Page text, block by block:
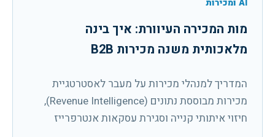
AI ומכירות
מות המכירה העיוורת: איך בינה
מלאכותית משנה מכירות B2B
המדריך למנהלי מכירות על מעבר לאסטרטגיית
מכירות מבוססת נתונים (Revenue Intelligence),
חיזוי איתותי קנייה וסגירת עסקאות אנטרפרייז